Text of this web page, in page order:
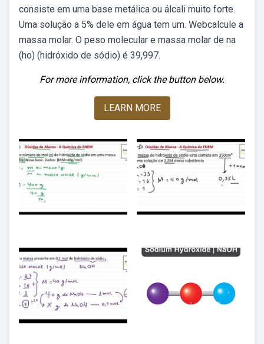
consiste em uma base metálica ou álcali muito forte.
Uma solução a 5% dele em água tem um. Webcalcule a
massa molar. O peso molecular e massa molar de na
(ho) (hidróxido de sódio) é 39,997.
For more information, click the button below.
LEARN MORE